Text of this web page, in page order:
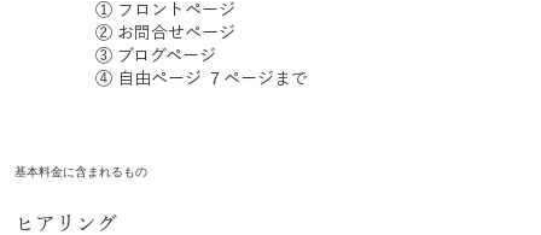
① フロントページ
② お問合せページ
③ ブログページ
④ 自由ページ ７ページまで
基本料金に含まれるもの
ヒアリング